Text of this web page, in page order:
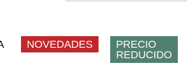
NOVEDADES
PRECIO
REDUCIDO